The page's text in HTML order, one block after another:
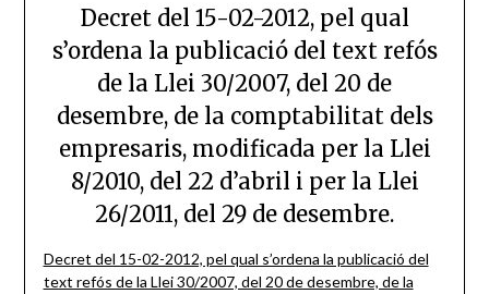
Decret del 15-02-2012, pel qual
s’ordena la publicació del text refós
de la Llei 30/2007, del 20 de
desembre, de la comptabilitat dels
empresaris, modificada per la Llei
8/2010, del 22 d’abril i per la Llei
26/2011, del 29 de desembre.
Decret del 15-02-2012, pel qual s’ordena la publicació del
text refós de la Llei 30/2007, del 20 de desembre, de la